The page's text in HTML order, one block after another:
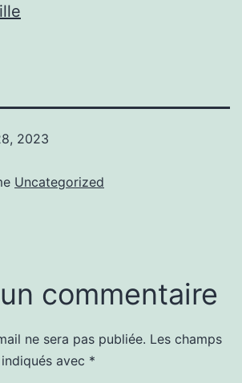
2023
Uncategorized
commentaire
ne sera pas publiée. Les champs
avec *